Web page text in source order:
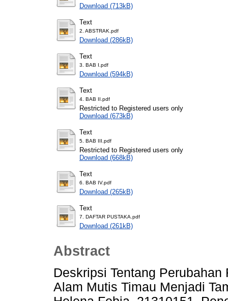
Download (713kB)
Text
2. ABSTRAK.pdf
Download (286kB)
Text
3. BAB I.pdf
Download (594kB)
Text
4. BAB II.pdf
Restricted to Registered users only
Download (673kB)
Text
5. BAB III.pdf
Restricted to Registered users only
Download (668kB)
Text
6. BAB IV.pdf
Download (265kB)
Text
7. DAFTAR PUSTAKA.pdf
Download (261kB)
Abstract
Deskripsi Tentang
Alam Mutis Timau Menjadi